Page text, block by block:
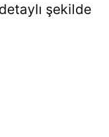
şekilde